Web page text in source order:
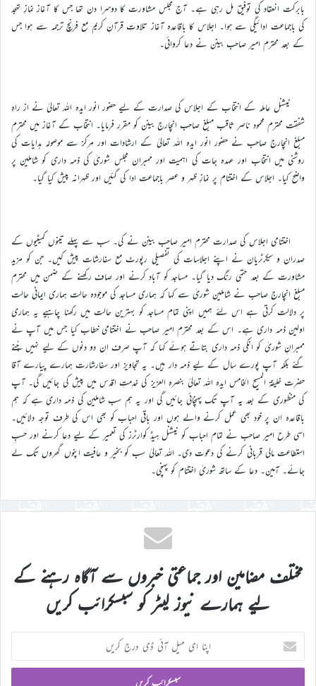
بابرکت انعقاد کی توفیق مل رہی ہے۔ آج مجلس مشاورت کا دوسرا دن تھا جس کا آغاز نمازِ تہجد
کی باجماعت ادائیگی سے ہوا۔ اجلاس کا باقاعدہ آغاز تلاوتِ قرآنِ کریم مع فرنچ ترجمہ سے ہوا جس
کے بعد محترم امیر صاحب بینن نے دعا کروائی۔
نیشنل عاملہ کے انتخاب کے اجلاس کی صدارت کے لیے حضور انور ایدہ اللہ تعالیٰ نے از راہِ
شفقت محترم محمود ناصر ثاقب مبلغ صاحب انچارج بینن کو مقرر فرمایا۔ انتخاب کے آغاز میں محترم
مبلغ انچارج صاحب نے حضور انور ایدہ اللہ تعالیٰ کے ارشادات اور مرکز سے موصولہ ہدایات کی
روشنی میں انتخاب اور عہدہ جات کی اہمیت اور ممبران مجلس شوریٰ کی ذمہ داری کو شاملین پر
واضح کیا۔ اجلاس کے اختتام پر نمازِ ظہر و عصر باجماعت ادا کی گئیں اور ظہرانہ پیش کیا گیا۔
اختتامی اجلاس کی صدارت محترم امیر صاحب بینن نے کی۔ سب سے پہلے تینوں کمیٹیوں کے
صدران و سیکرٹریان نے اپنے اجلاسات کی تفصیلی رپورٹ مع سفارشات پیش کیں۔ جن کو مزید
مشاورت کے بعد حتمی رنگ دیا گیا۔ مساجد کو آباد کرنے اور صاف رکھنے کے ضمن میں محترم
مبلغ انچارج صاحب نے شاملین شوریٰ سے کہا کہ ہماری مساجد کی موجودہ حالت ہماری ایمانی حالت
پر دلالت کرتی ہے اس لئے ہمیں اپنی تمام مساجد کو بہترین حالت میں رکھنا چاہیے یہ ہماری
اولین ذمہ داری ہے۔ اس کے بعد محترم امیر صاحب نے اختتامی خطاب کیا جس میں آپ نے
ممبرانِ شوریٰ کو انکی ذمہ داری بتاتے ہوئے کہا کہ آپ صرف ان دو دنوں کے لیے نہیں چُنے
گئے بلکہ آپ پورے سال کے لیے ذمہ دار ہیں۔ یہ تجاویز اور سفارشارت ہمارے پیارے آقا
حضرت خلیفۃ المسیح الخامس ایدہ اللہ تعالیٰ بنصرہ العزیز کی خدمتِ اقدس میں پیش کی جائیں گی۔ آپ
کی منظوری کے بعد یہ آپ تک پہنچائی جائیں گی اور یہ ہم سب شاملین کی ذمہ داری ہے کہ ہم
باقاعدہ ان پر خود بھی عمل کرنے والے ہوں اور باقی احباب کو بھی اس کی طرف توجہ دلائیں۔
اسی طرح امیر صاحب نے تمام احباب کو نیشنل ہیڈ کوارٹرز کی تعمیر کے لیے دعا کرنے اور حسبِ
استطاعت مالی قربانی کرنے کی دعوت دی۔ اللہ تعالیٰ سب کو بخیر و عافیت اپنوں گھروں تک لے
جائے۔ آمین۔ دعا کے ساتھ شوریٰ اختتام کو پہنچی۔
مختلف مضامین اور جماعتی خبروں سے آگاہ رہنے کے
لیے ہمارے نیوز لیٹر کو سبسکرائب کریں
اپنا
ای
میل